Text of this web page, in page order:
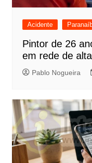
Acidente
Pintor de 26
em rede de
Pablo Nogueira